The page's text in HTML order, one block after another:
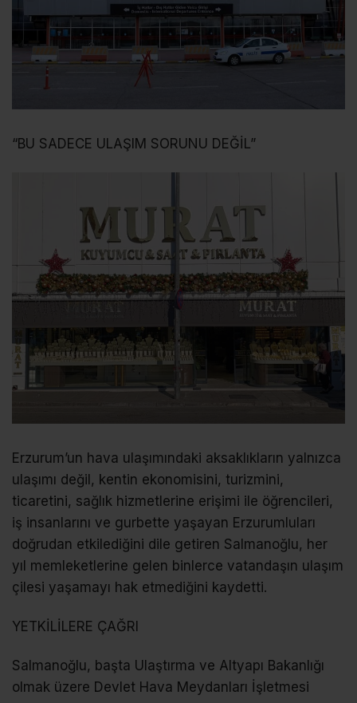
“BU SADECE ULAŞIM SORUNU DEĞİL”
Erzurum’un hava ulaşımındaki aksaklıkların yalnızca
ulaşımı değil, kentin ekonomisini, turizmini,
ticaretini, sağlık hizmetlerine erişimi ile öğrencileri,
iş insanlarını ve gurbette yaşayan Erzurumluları
doğrudan etkilediğini dile getiren Salmanoğlu, her
yıl memleketlerine gelen binlerce vatandaşın ulaşım
çilesi yaşamayı hak etmediğini kaydetti.
YETKİLİLERE ÇAĞRI
Salmanoğlu, başta Ulaştırma ve Altyapı Bakanlığı
olmak üzere Devlet Hava Meydanları İşletmesi